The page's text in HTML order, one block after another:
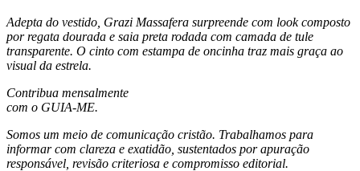
Adepta do vestido, Grazi Massafera surpreende com look composto
por regata dourada e saia preta rodada com camada de tule
transparente. O cinto com estampa de oncinha traz mais graça ao
visual da estrela.
Contribua mensalmente
com o GUIA-ME.
Somos um meio de comunicação cristão. Trabalhamos para
informar com clareza e exatidão, sustentados por apuração
responsável, revisão criteriosa e compromisso editorial.